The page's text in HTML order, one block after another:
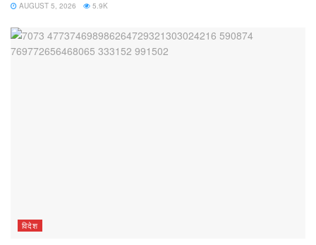
AUGUST 5, 2026 5.9K
विदेश